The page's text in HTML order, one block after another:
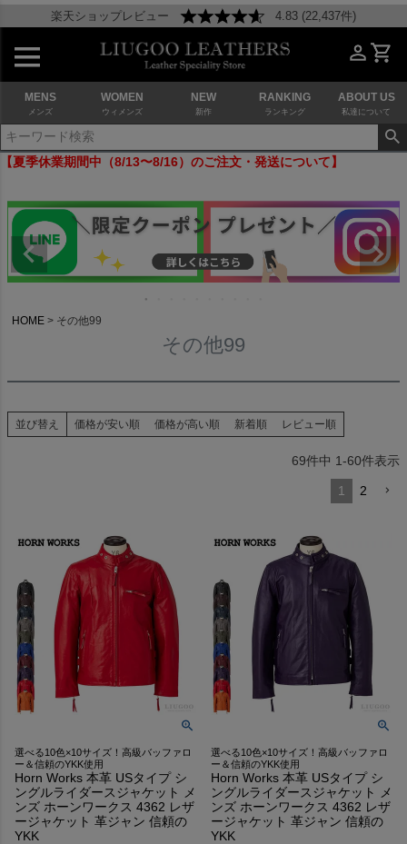
楽天ショップレビュー 4.83 (22,437件)
MENS
メンズ
WOMEN
ウィメンズ
NEW
新作
RANKING
ランキング
ABOUT US
私達について
【夏季休業期間中（8/13〜8/16）のご注文・発送について】
HOME その他99
その他99
並び替え 価格が安い順 価格が高い順 新着順 レビュー順
69件中 1-60件表示
1 2
選べる10色×10サイズ！高級バッファロ
ー＆信頼のYKK使用
Horn Works 本革 USタイプ シ
ングルライダースジャケット メ
ンズ ホーンワークス 4362 レザ
ージャケット 革ジャン 信頼の
YKK
選べる10色×10サイズ！高級バッファロ
ー＆信頼のYKK使用
Horn Works 本革 USタイプ シ
ングルライダースジャケット メ
ンズ ホーンワークス 4362 レザ
ージャケット 革ジャン 信頼の
YKK